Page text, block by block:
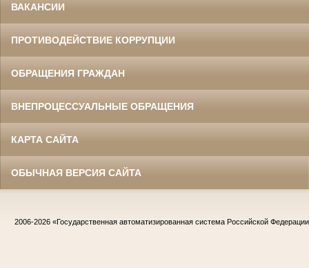
ВАКАНСИИ
ПРОТИВОДЕЙСТВИЕ КОРРУПЦИИ
ОБРАЩЕНИЯ ГРАЖДАН
ВНЕПРОЦЕССУАЛЬНЫЕ ОБРАЩЕНИЯ
КАРТА САЙТА
ОБЫЧНАЯ ВЕРСИЯ САЙТА
2006-2026 «Государственная автоматизированная система Российской